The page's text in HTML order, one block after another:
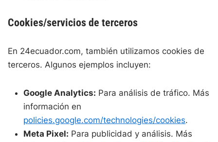
Cookies/servicios de terceros
En 24ecuador.com, también utilizamos cookies de
terceros. Algunos ejemplos incluyen:
Google Analytics: Para análisis de tráfico. Más
información en
policies.google.com/technologies/cookies.
Meta Pixel: Para publicidad y análisis. Más